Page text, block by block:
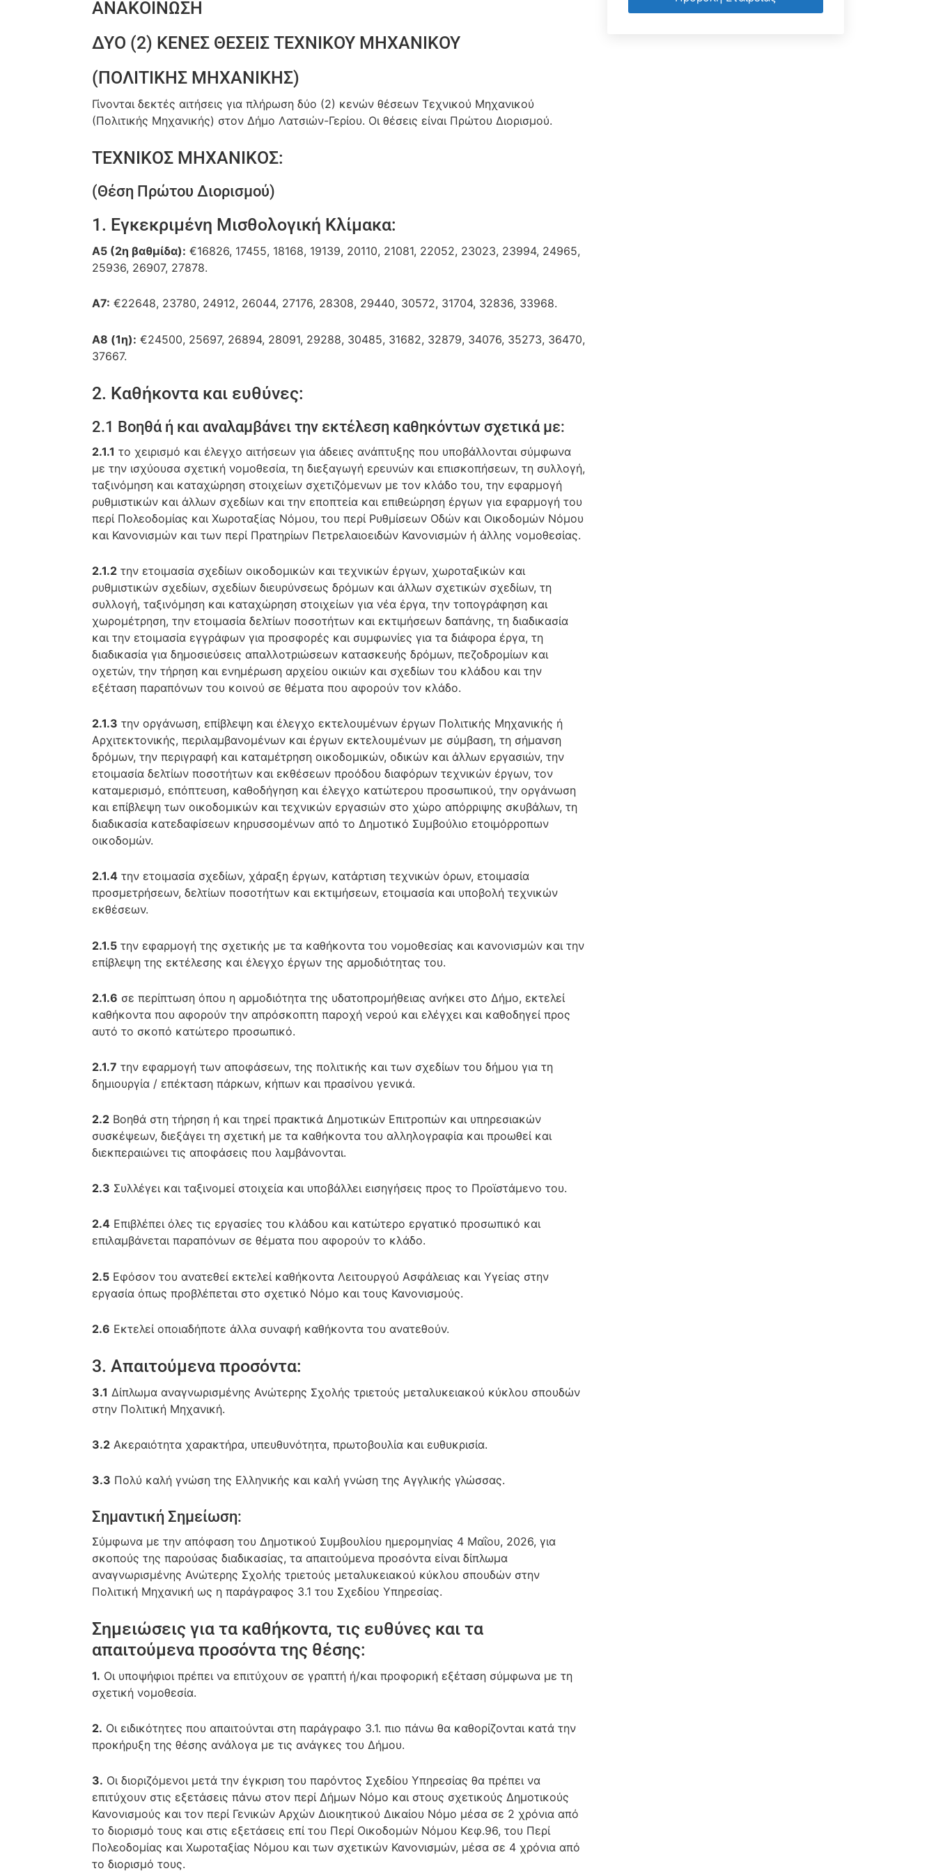
ΑΝΑΚΟΙΝΩΣΗ
ΔΥΟ (2) ΚΕΝΕΣ ΘΕΣΕΙΣ ΤΕΧΝΙΚΟΥ ΜΗΧΑΝΙΚΟΥ
(ΠΟΛΙΤΙΚΗΣ ΜΗΧΑΝΙΚΗΣ)
Γίνονται δεκτές αιτήσεις για πλήρωση δύο (2) κενών θέσεων Τεχνικού Μηχανικού
(Πολιτικής Μηχανικής) στον Δήμο Λατσιών-Γερίου. Οι θέσεις είναι Πρώτου Διορισμού.
ΤΕΧΝΙΚΟΣ ΜΗΧΑΝΙΚΟΣ:
(Θέση Πρώτου Διορισμού)
1. Εγκεκριμένη Μισθολογική Κλίμακα:
Α5 (2η βαθμίδα): €16826, 17455, 18168, 19139, 20110, 21081, 22052, 23023, 23994, 24965,
25936, 26907, 27878.
Α7: €22648, 23780, 24912, 26044, 27176, 28308, 29440, 30572, 31704, 32836, 33968.
Α8 (1η): €24500, 25697, 26894, 28091, 29288, 30485, 31682, 32879, 34076, 35273, 36470,
37667.
2. Καθήκοντα και ευθύνες:
2.1 Βοηθά ή και αναλαμβάνει την εκτέλεση καθηκόντων σχετικά με:
2.1.1 το χειρισμό και έλεγχο αιτήσεων για άδειες ανάπτυξης που υποβάλλονται σύμφωνα
με την ισχύουσα σχετική νομοθεσία, τη διεξαγωγή ερευνών και επισκοπήσεων, τη συλλογή,
ταξινόμηση και καταχώρηση στοιχείων σχετιζόμενων με τον κλάδο του, την εφαρμογή
ρυθμιστικών και άλλων σχεδίων και την εποπτεία και επιθεώρηση έργων για εφαρμογή του
περί Πολεοδομίας και Χωροταξίας Νόμου, του περί Ρυθμίσεων Οδών και Οικοδομών Νόμου
και Κανονισμών και των περί Πρατηρίων Πετρελαιοειδών Κανονισμών ή άλλης νομοθεσίας.
2.1.2 την ετοιμασία σχεδίων οικοδομικών και τεχνικών έργων, χωροταξικών και
ρυθμιστικών σχεδίων, σχεδίων διευρύνσεως δρόμων και άλλων σχετικών σχεδίων, τη
συλλογή, ταξινόμηση και καταχώρηση στοιχείων για νέα έργα, την τοπογράφηση και
χωρομέτρηση, την ετοιμασία δελτίων ποσοτήτων και εκτιμήσεων δαπάνης, τη διαδικασία
και την ετοιμασία εγγράφων για προσφορές και συμφωνίες για τα διάφορα έργα, τη
διαδικασία για δημοσιεύσεις απαλλοτριώσεων κατασκευής δρόμων, πεζοδρομίων και
οχετών, την τήρηση και ενημέρωση αρχείου οικιών και σχεδίων του κλάδου και την
εξέταση παραπόνων του κοινού σε θέματα που αφορούν τον κλάδο.
2.1.3 την οργάνωση, επίβλεψη και έλεγχο εκτελουμένων έργων Πολιτικής Μηχανικής ή
Αρχιτεκτονικής, περιλαμβανομένων και έργων εκτελουμένων με σύμβαση, τη σήμανση
δρόμων, την περιγραφή και καταμέτρηση οικοδομικών, οδικών και άλλων εργασιών, την
ετοιμασία δελτίων ποσοτήτων και εκθέσεων προόδου διαφόρων τεχνικών έργων, τον
καταμερισμό, επόπτευση, καθοδήγηση και έλεγχο κατώτερου προσωπικού, την οργάνωση
και επίβλεψη των οικοδομικών και τεχνικών εργασιών στο χώρο απόρριψης σκυβάλων, τη
διαδικασία κατεδαφίσεων κηρυσσομένων από το Δημοτικό Συμβούλιο ετοιμόρροπων
οικοδομών.
2.1.4 την ετοιμασία σχεδίων, χάραξη έργων, κατάρτιση τεχνικών όρων, ετοιμασία
προσμετρήσεων, δελτίων ποσοτήτων και εκτιμήσεων, ετοιμασία και υποβολή τεχνικών
εκθέσεων.
2.1.5 την εφαρμογή της σχετικής με τα καθήκοντα του νομοθεσίας και κανονισμών και την
επίβλεψη της εκτέλεσης και έλεγχο έργων της αρμοδιότητας του.
2.1.6 σε περίπτωση όπου η αρμοδιότητα της υδατοπρομήθειας ανήκει στο Δήμο, εκτελεί
καθήκοντα που αφορούν την απρόσκοπτη παροχή νερού και ελέγχει και καθοδηγεί προς
αυτό το σκοπό κατώτερο προσωπικό.
2.1.7 την εφαρμογή των αποφάσεων, της πολιτικής και των σχεδίων του δήμου για τη
δημιουργία / επέκταση πάρκων, κήπων και πρασίνου γενικά.
2.2 Βοηθά στη τήρηση ή και τηρεί πρακτικά Δημοτικών Επιτροπών και υπηρεσιακών
συσκέψεων, διεξάγει τη σχετική με τα καθήκοντα του αλληλογραφία και προωθεί και
διεκπεραιώνει τις αποφάσεις που λαμβάνονται.
2.3 Συλλέγει και ταξινομεί στοιχεία και υποβάλλει εισηγήσεις προς το Προϊστάμενο του.
2.4 Επιβλέπει όλες τις εργασίες του κλάδου και κατώτερο εργατικό προσωπικό και
επιλαμβάνεται παραπόνων σε θέματα που αφορούν το κλάδο.
2.5 Εφόσον του ανατεθεί εκτελεί καθήκοντα Λειτουργού Ασφάλειας και Υγείας στην
εργασία όπως προβλέπεται στο σχετικό Νόμο και τους Κανονισμούς.
2.6 Εκτελεί οποιαδήποτε άλλα συναφή καθήκοντα του ανατεθούν.
3. Απαιτούμενα προσόντα:
3.1 Δίπλωμα αναγνωρισμένης Ανώτερης Σχολής τριετούς μεταλυκειακού κύκλου σπουδών
στην Πολιτική Μηχανική.
3.2 Ακεραιότητα χαρακτήρα, υπευθυνότητα, πρωτοβουλία και ευθυκρισία.
3.3 Πολύ καλή γνώση της Ελληνικής και καλή γνώση της Αγγλικής γλώσσας.
Σημαντική Σημείωση:
Σύμφωνα με την απόφαση του Δημοτικού Συμβουλίου ημερομηνίας 4 Μαΐου, 2026, για
σκοπούς της παρούσας διαδικασίας, τα απαιτούμενα προσόντα είναι δίπλωμα
αναγνωρισμένης Ανώτερης Σχολής τριετούς μεταλυκειακού κύκλου σπουδών στην
Πολιτική Μηχανική ως η παράγραφος 3.1 του Σχεδίου Υπηρεσίας.
Σημειώσεις για τα καθήκοντα, τις ευθύνες και τα
απαιτούμενα προσόντα της θέσης:
1. Οι υποψήφιοι πρέπει να επιτύχουν σε γραπτή ή/και προφορική εξέταση σύμφωνα με τη
σχετική νομοθεσία.
2. Οι ειδικότητες που απαιτούνται στη παράγραφο 3.1. πιο πάνω θα καθορίζονται κατά την
προκήρυξη της θέσης ανάλογα με τις ανάγκες του Δήμου.
3. Οι διοριζόμενοι μετά την έγκριση του παρόντος Σχεδίου Υπηρεσίας θα πρέπει να
επιτύχουν στις εξετάσεις πάνω στον περί Δήμων Νόμο και στους σχετικούς Δημοτικούς
Κανονισμούς και τον περί Γενικών Αρχών Διοικητικού Δικαίου Νόμο μέσα σε 2 χρόνια από
το διορισμό τους και στις εξετάσεις επί του Περί Οικοδομών Νόμου Κεφ.96, του Περί
Πολεοδομίας και Χωροταξίας Νόμου και των σχετικών Κανονισμών, μέσα σε 4 χρόνια από
το διορισμό τους.